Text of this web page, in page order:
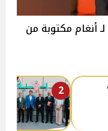
أنغام مكتوبة من
2